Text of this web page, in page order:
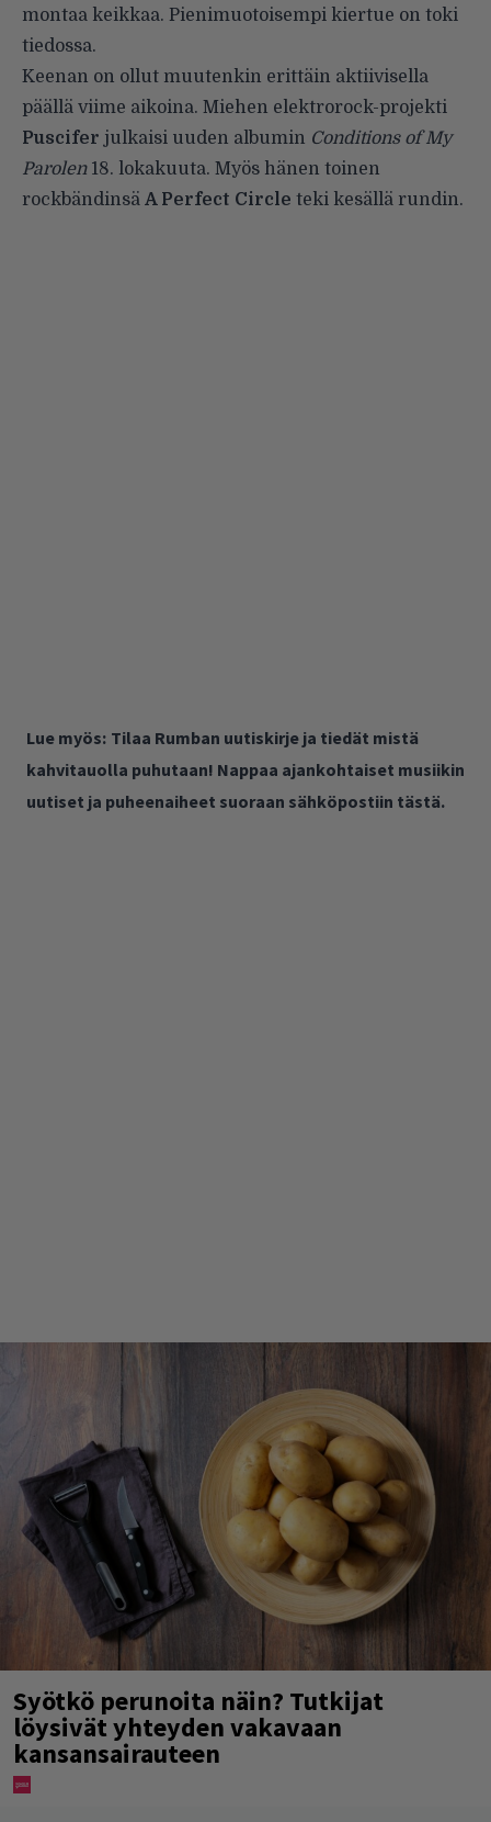
montaa keikkaa. Pienimuotoisempi kiertue on toki
tiedossa.
Keenan on ollut muutenkin erittäin aktiivisella
päällä viime aikoina. Miehen elektrorock-projekti
Puscifer julkaisi uuden albumin Conditions of My
Parolen18. lokakuuta. Myös hänen toinen
rockbändinsä A Perfect Circle teki kesällä rundin.
Lue myös: Tilaa Rumban uutiskirje ja tiedät mistä
kahvitauolla puhutaan! Nappaa ajankohtaiset musiikin
uutiset ja puheenaiheet suoraan sähköpostiin tästä.
Syötkö perunoita näin? Tutkijat
löysivät yhteyden vakavaan
kansansairauteen